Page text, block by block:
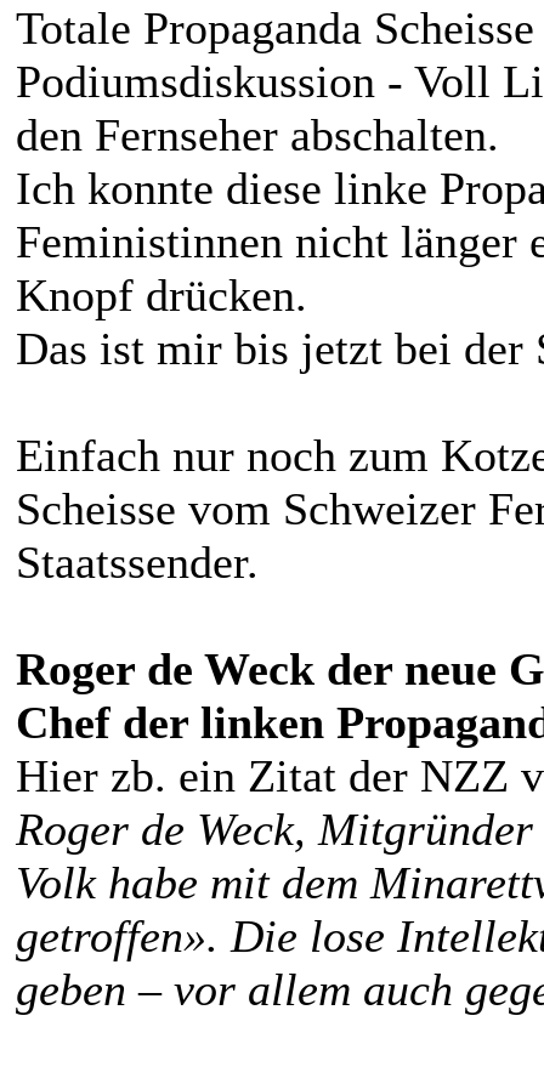
Totale Propaganda
Podiumsdiskussion - Voll
den Fernseher abschalten.
Ich konnte diese linke
Feministinnen nicht länger
Knopf drücken.
Das ist mir bis jetzt bei der
Einfach nur noch zum
Scheisse vom Schweizer
Staatssender.
Roger de Weck der neue
Chef der linken
Hier zb. ein Zitat der NZZ
Roger de Weck,
Volk habe mit dem
getroffen». Die lose
geben – vor allem auch